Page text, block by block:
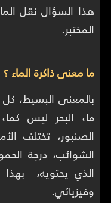
هذا السؤال نقل
المختبر.
ما معنى ذاكرة الماء ؟
بالمعنى البسيط،
ماء البحر ليس
الصنبور، تختلف
الشوائب، درجة
الذي يحتويه، بهذا
وفيزيائي.